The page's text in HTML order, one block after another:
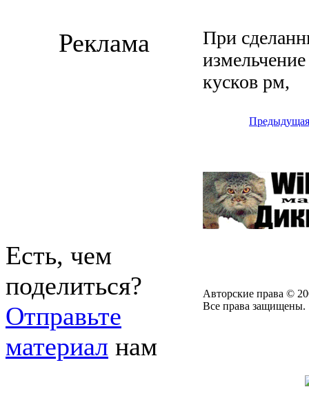
При
кусков рм,
Предыдущая
Реклама
Есть, чем
поделиться?
Отправьте
материал нам
Авторские права ©
Все права защищены.